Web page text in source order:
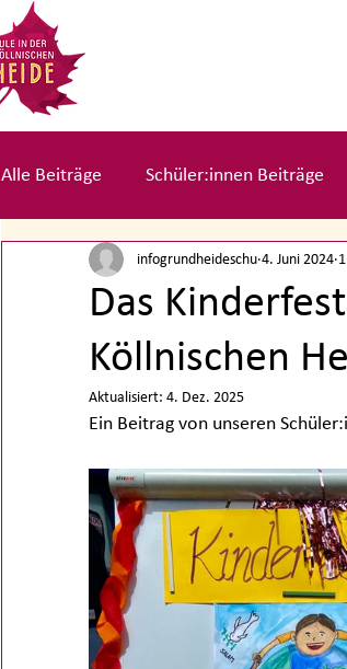
Alle Beiträge Schüler:innen Beiträge
Kolleg:innen Beiträge
Das
Köllnischen
infogrundheideschu 4. Juni 2024
Aktualisiert: 4. Dez. 2025
Ein Beitrag von unseren